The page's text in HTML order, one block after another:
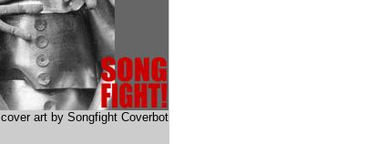
cover art by Songfight Coverbot